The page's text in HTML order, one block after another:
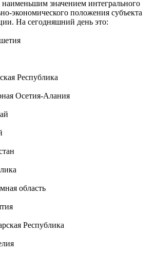
значением интегрального
экономического положения субъекта
На сегодняшний день это:
Республика
Осетия-Алания
область
Республика